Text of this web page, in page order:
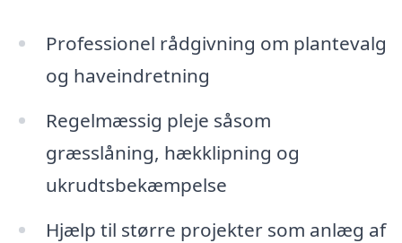
Professionel rådgivning om plantevalg
og haveindretning
Regelmæssig pleje såsom
græsslåning, hækklipning og
ukrudtsbekæmpelse
Hjælp til større projekter som anlæg af